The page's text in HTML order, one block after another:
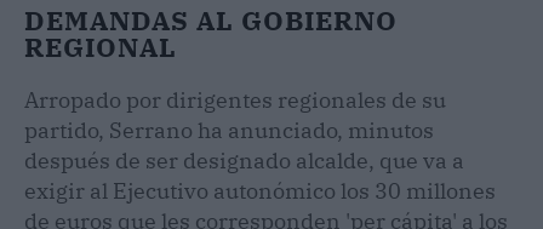
DEMANDAS AL GOBIERNO
REGIONAL
Arropado por dirigentes regionales de su
partido, Serrano ha anunciado, minutos
después de ser designado alcalde, que va a
exigir al Ejecutivo autonómico los 30 millones
de euros que les corresponden 'per cápita' a los